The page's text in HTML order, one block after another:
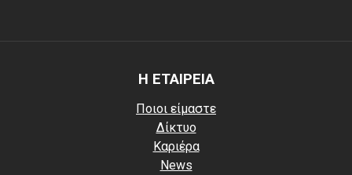
Η ΕΤΑΙΡΕΙΑ
Ποιοι είμαστε
Δίκτυο
Καριέρα
News